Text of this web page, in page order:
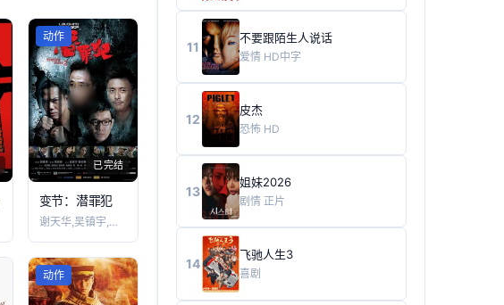
动作
已完结
变节：潜罪犯
谢天华,吴镇宇,黄宗泽,杜汶泽,Chap
动作
11
不要跟陌生人说话
爱情 HD中字
12
皮杰
恐怖 HD
13
姐妹2026
剧情 正片
14
飞驰人生3
喜剧